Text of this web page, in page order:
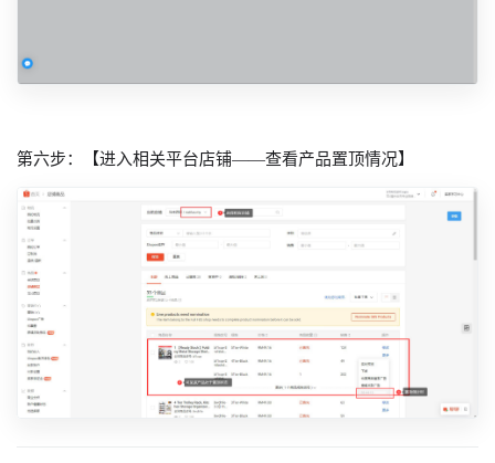
第六步：【进入相关平台店铺——查看产品置顶情况】